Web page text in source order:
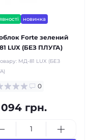
новинка
Forte зелений
LUX (БЕЗ ПЛУГА)
МД-81 LUX (БЕЗ
0
грн.